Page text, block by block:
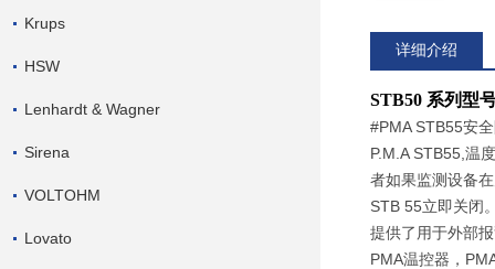
Krups
HSW
Lenhardt & Wagner
Sirena
VOLTOHM
Lovato
详细介绍
STB50 系列型
#PMA STB55安
P.M.A STB55,温
者如果监测设备
STB 55立即关闭
提供了用于外部
PMA温控器，